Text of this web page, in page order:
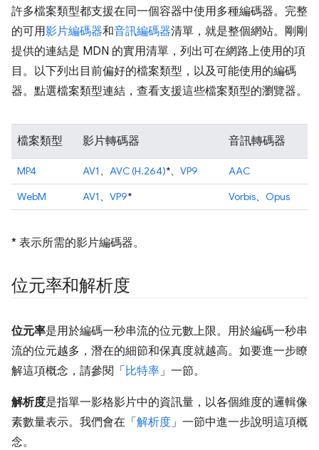
許多檔案類型都支援在同一個容器中使用多種編碼器。完整
的可用影片編碼器和音訊編碼器清單，就是整個網站。剛剛
提供的連結是 MDN 的實用清單，列出可在網路上使用的項
目。以下列出目前偏好的檔案類型，以及可能使用的編碼
器。點選檔案類型連結，查看支援這些檔案類型的瀏覽器。
檔案類型 影片轉碼器 音訊轉碼器
MP4 AV1、 AVC (H.264)*、 VP9
AAC
WebM
AV1、 VP9* Vorbis、 Opus
* 表示所需的影片編碼器。
位元率和解析度
位元率是用於編碼一秒串流的位元數上限。用於編碼一秒串
流的位元越多，潛在的細節和保真度就越高。如要進一步瞭
解這項概念，請參閱「比特率 」一節。
解析度是指單一影格影片中的資訊量，以各個維度的邏輯像
素數量表示。我們會在「解析度 」一節中進一步說明這項概
念。